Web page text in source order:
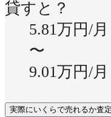
貸すと？
5.81万円/月
〜
9.01万円/月
実際にいくらで売れるか査